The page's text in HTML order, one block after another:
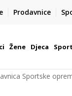
Prodavnice
NAS NA : 055/
Pon-Pet od 9h - 16h
Žene Djeca
Sportske